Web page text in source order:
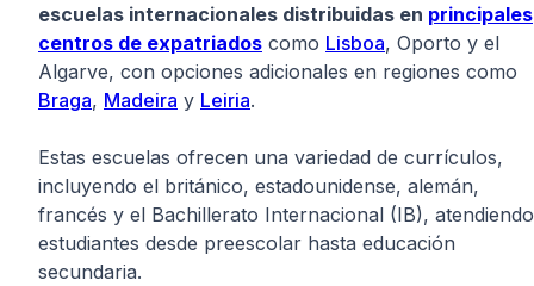
escuelas internacionales distribuidas en principales
centros de expatriados como Lisboa, Oporto y el
Algarve, con opciones adicionales en regiones como
Braga, Madeira y Leiria.
Estas escuelas ofrecen una variedad de currículos,
incluyendo el británico, estadounidense, alemán,
francés y el Bachillerato Internacional (IB),
estudiantes desde preescolar hasta educación
secundaria.